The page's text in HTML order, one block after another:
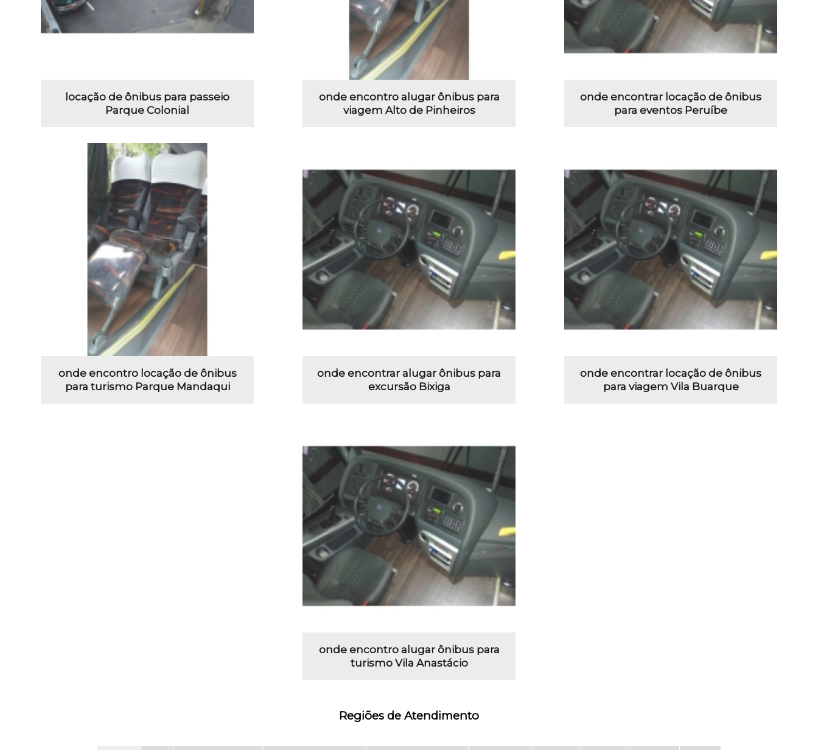
locação de ônibus para passeio
Parque Colonial
onde encontro alugar ônibus para
viagem Alto de Pinheiros
onde encontrar locação de ônibus
para eventos Peruíbe
onde encontro locação de ônibus
para turismo Parque Mandaqui
onde encontrar alugar ônibus para
excursão Bixiga
onde encontrar locação de ônibus
para viagem Vila Buarque
onde encontro alugar ônibus para
turismo Vila Anastácio
Regiões de Atendimento